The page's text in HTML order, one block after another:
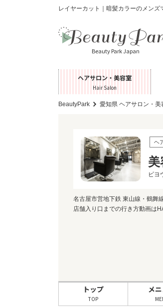
レイヤーカット｜暗髪カラーのメン
Beauty Park Japan
ヘアサロン・美容室
Hair Salon
BeautyPark 愛知県 ヘアサロン・美
ヘ
ビヨ
名古屋市営地下鉄 東山線・鶴舞
店舗入り口までの行き方動画は
トップ
TOP
メ